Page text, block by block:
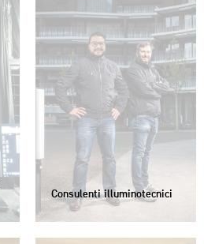
Consulenti illuminotecnici